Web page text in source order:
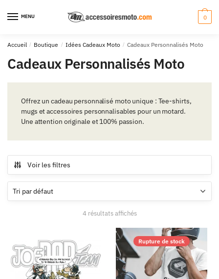
navigation
au
MENU 0
Accueil / Boutique / Idées Cadeaux Moto / Cadeaux Personnalisés Moto
Cadeaux Personnalisés Moto
Offrez un cadeau personnalisé moto unique : Tee-shirts,
mugs et accessoires personnalisables pour un motard.
Une attention originale et 100% passion.
Voir les filtres
4 résultats affichés
Rupture de stock